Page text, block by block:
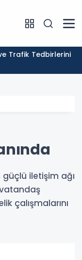
güçlü iletişim ağı
çalışmalarını